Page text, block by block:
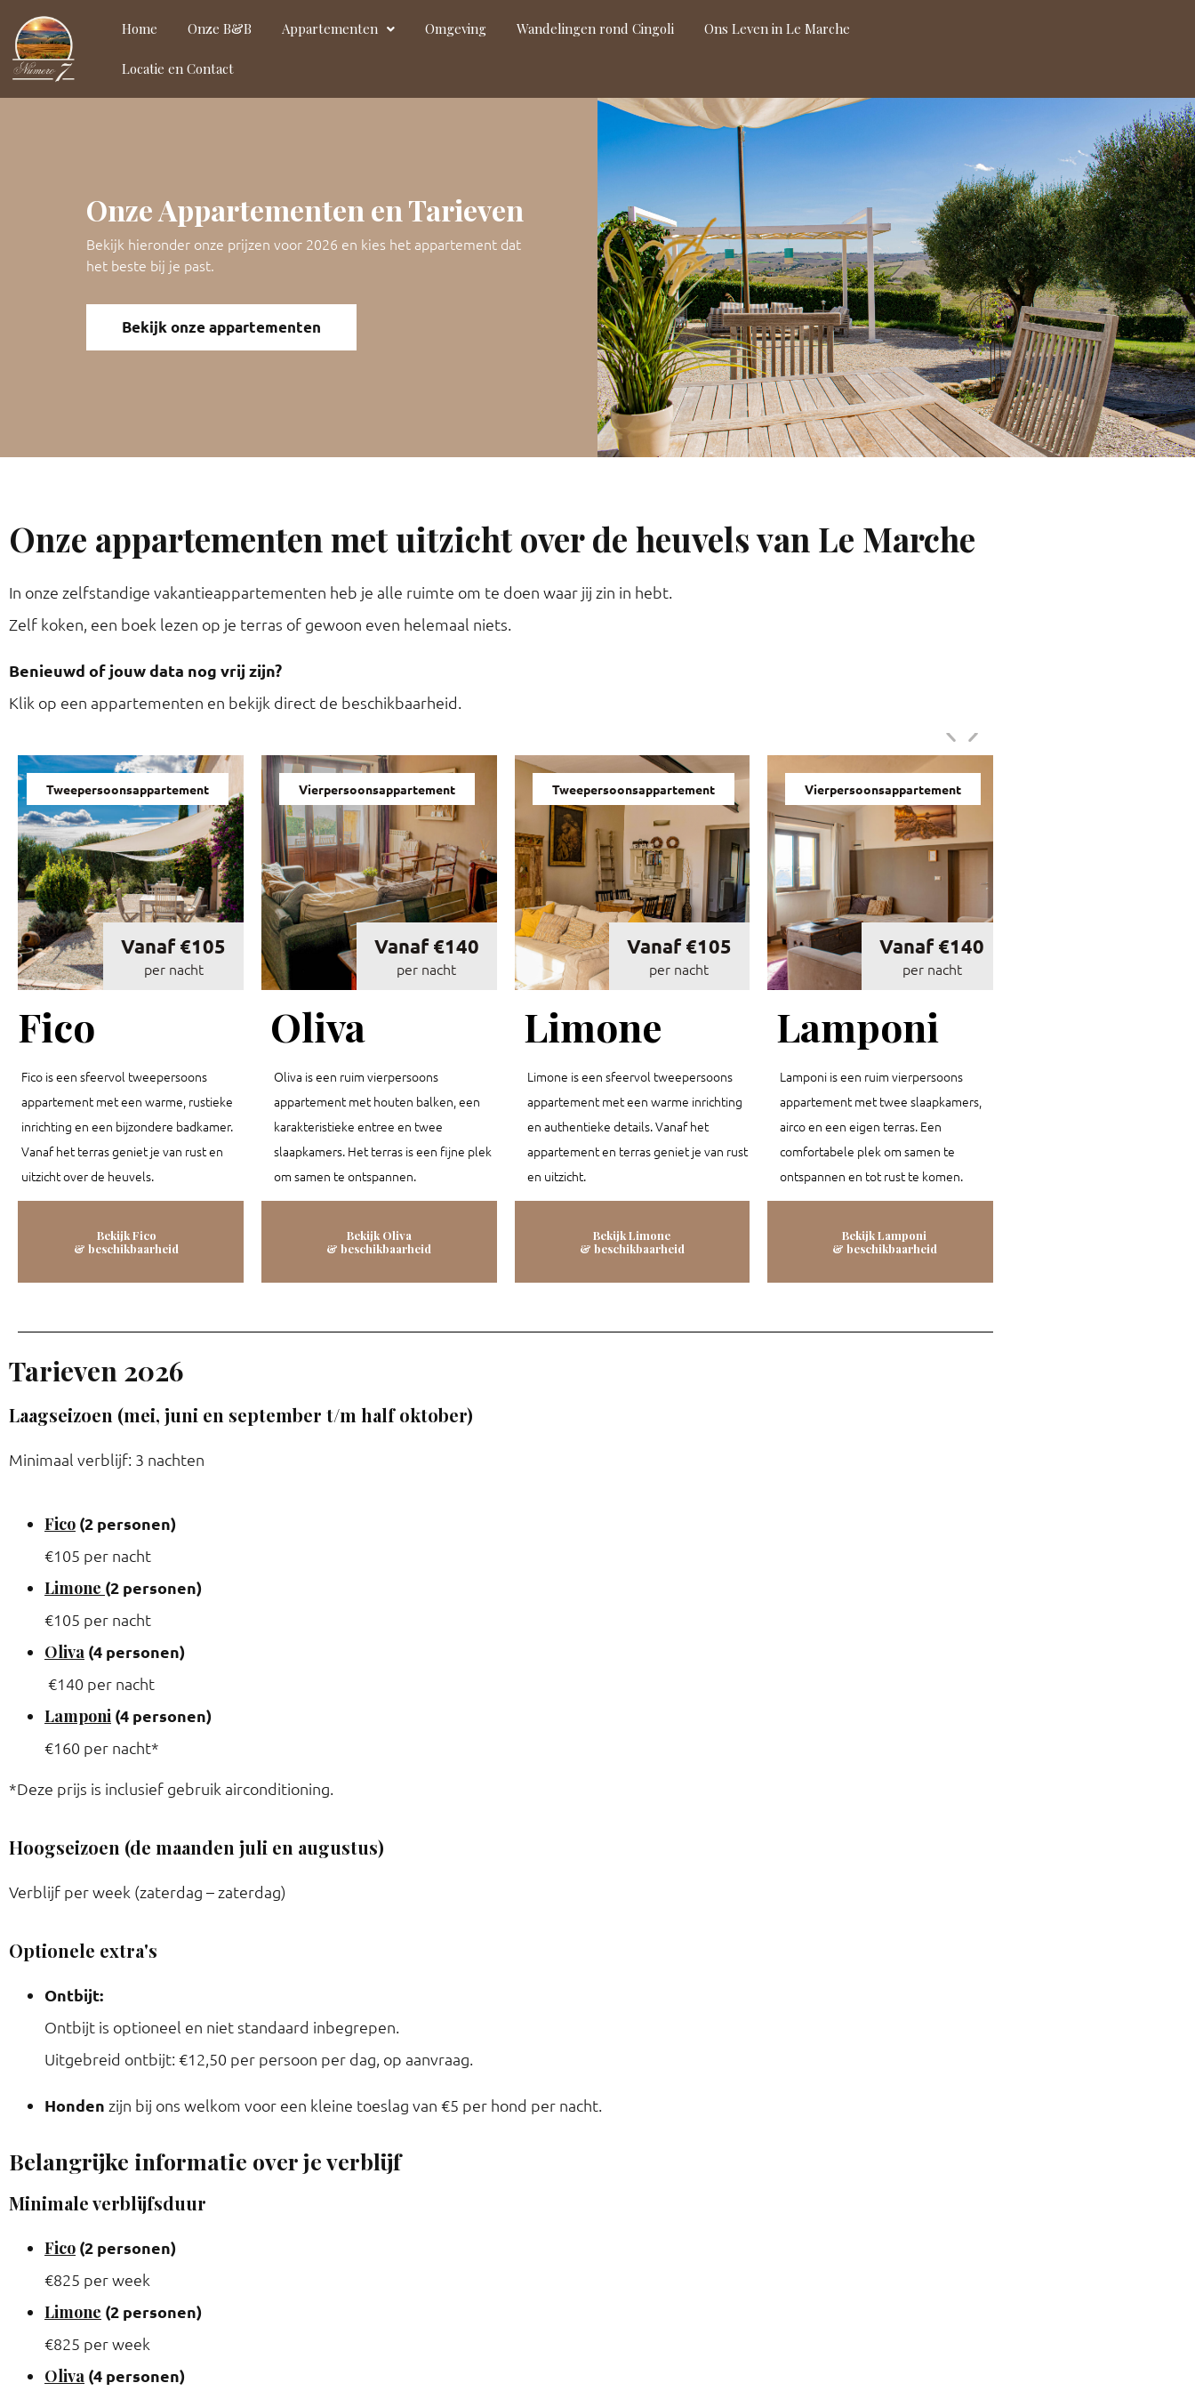
Home Onze B&B Appartementen Omgeving Wandelingen rond Cingoli Ons Leven in Le Marche
Locatie en Contact
Onze Appartementen en Tarieven
Bekijk hieronder onze prijzen voor 2026 en kies het appartement dat
het beste bij je past.
Bekijk onze appartementen
Onze appartementen met uitzicht over de heuvels van Le Marche
In onze zelfstandige vakantieappartementen heb je alle ruimte om te doen waar jij zin in hebt.
Zelf koken, een boek lezen op je terras of gewoon even helemaal niets.
Benieuwd of jouw data nog vrij zijn?
Klik op een appartementen en bekijk direct de beschikbaarheid.
Tweepersoonsappartement
Vanaf €105
per nacht
Fico
Fico is een sfeervol tweepersoons
appartement met een warme, rustieke
inrichting en een bijzondere badkamer.
Vanaf het terras geniet je van rust en
uitzicht over de heuvels.
Bekijk Fico
& beschikbaarheid
Vierpersoonsappartement
Vanaf €140
per nacht
Oliva
Oliva is een ruim vierpersoons
appartement met houten balken, een
karakteristieke entree en twee
slaapkamers. Het terras is een fijne plek
om samen te ontspannen.
Bekijk Oliva
& beschikbaarheid
Tweepersoonsappartement
Vanaf €105
per nacht
Limone
Limone is een sfeervol tweepersoons
appartement met een warme inrichting
en authentieke details. Vanaf het
appartement en terras geniet je van rust
en uitzicht.
Bekijk Limone
& beschikbaarheid
Vierpersoonsappartement
Vanaf €140
per nacht
Lamponi
Lamponi is een ruim vierpersoons
appartement met twee slaapkamers,
airco en een eigen terras. Een
comfortabele plek om samen te
ontspannen en tot rust te komen.
Bekijk Lamponi
& beschikbaarheid
Tarieven 2026
Laagseizoen (mei, juni en september t/m half oktober)
Minimaal verblijf: 3 nachten
Fico (2 personen)
€105 per nacht
Limone (2 personen)
€105 per nacht
Oliva (4 personen)
€140 per nacht
Lamponi (4 personen)
€160 per nacht*
*Deze prijs is inclusief gebruik airconditioning.
Hoogseizoen (de maanden juli en augustus)
Verblijf per week (zaterdag – zaterdag)
Optionele extra's
Ontbijt:
Ontbijt is optioneel en niet standaard inbegrepen.
Uitgebreid ontbijt: €12,50 per persoon per dag, op aanvraag.
Honden zijn bij ons welkom voor een kleine toeslag van €5 per hond per nacht.
Belangrijke informatie over je verblijf
Minimale verblijfsduur
Fico (2 personen)
€825 per week
Limone (2 personen)
€825 per week
Oliva (4 personen)